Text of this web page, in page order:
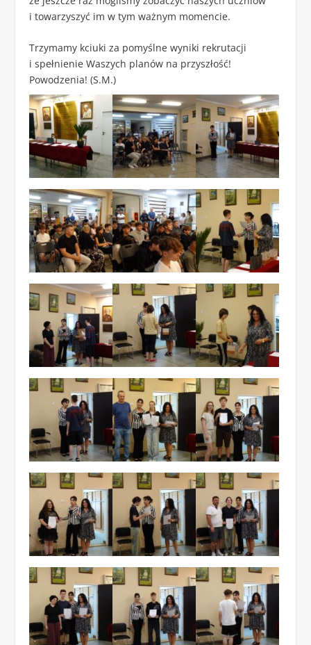
i towarzyszyć im w tym ważnym momencie.
Trzymamy kciuki za pomyślne wyniki rekrutacji
i spełnienie Waszych planów na przyszłość!
Powodzenia! (S.M.)